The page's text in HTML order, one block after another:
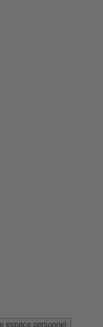
espace personnel